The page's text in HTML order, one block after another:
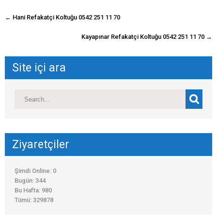
navigasyon
← Hani Refakatçi Koltuğu 0542 251 11 70
Kayapınar Refakatçi Koltuğu 0542 251 11 70 →
Site içi ara
Ziyaretçiler
Şimdi Online: 0
Bugün: 344
Bu Hafta: 980
Tümü: 329878